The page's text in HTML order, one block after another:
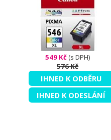
549 Kč(s DPH)
576 Kč
IHNED K ODBĚRU
IHNED K ODESLÁNÍ